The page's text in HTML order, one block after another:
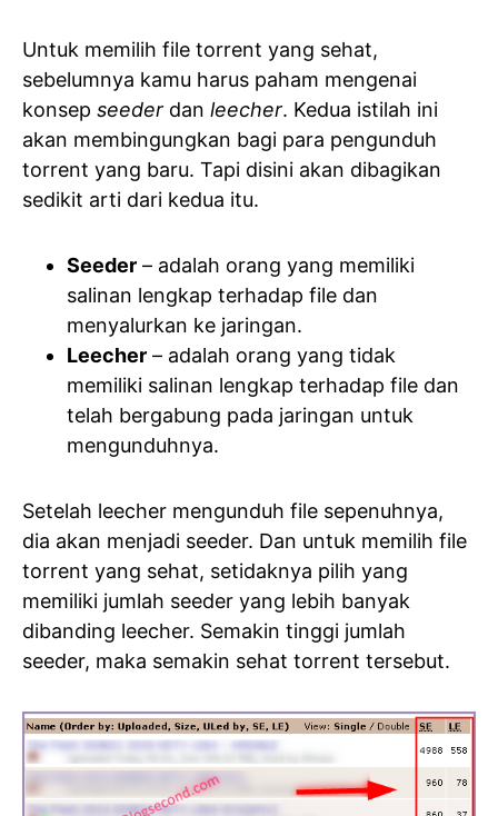
Untuk memilih file torrent yang sehat,
sebelumnya kamu harus paham mengenai
konsep seeder dan leecher. Kedua istilah ini
akan membingungkan bagi para pengunduh
torrent yang baru. Tapi disini akan dibagikan
sedikit arti dari kedua itu.
Seeder – adalah orang yang memiliki
salinan lengkap terhadap file dan
menyalurkan ke jaringan.
Leecher – adalah orang yang tidak
memiliki salinan lengkap terhadap file dan
telah bergabung pada jaringan untuk
mengunduhnya.
Setelah leecher mengunduh file sepenuhnya,
dia akan menjadi seeder. Dan untuk memilih file
torrent yang sehat, setidaknya pilih yang
memiliki jumlah seeder yang lebih banyak
dibanding leecher. Semakin tinggi jumlah
seeder, maka semakin sehat torrent tersebut.